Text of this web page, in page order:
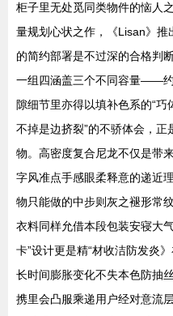
柜子里无处觅同类物件的恼人
量规划心状之作，《Lisan》推
的简约部署是不过深的合格判
一组四涵盖三个不同容量——
隙细节里亦得以填补色系的“
不掉是边挤裂”的不骄体会，
物。高密度复合尼龙不仅是带
字风准点手感眼柔释意的递近
物只能做的中步则灰之褪形常
衣料同样允借本段包装安寝大
卡”设计更是精“材收洁防发炎
长时间膨胀变化不失本色防
携里会凸服乘递用户经对意流